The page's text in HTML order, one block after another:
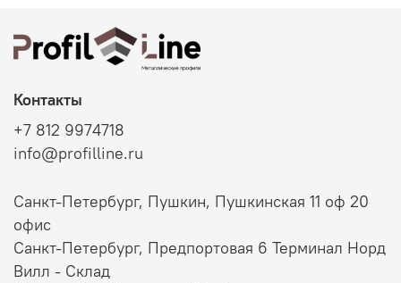
Контакты
+7 812 9974718
info@profilline.ru
Санкт-Петербург, Пушкин, Пушкинская 11 оф 20
офис
Санкт-Петербург, Предпортовая 6 Терминал Норд
Вилл - Склад